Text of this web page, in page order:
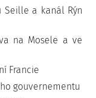
Seille a kanál Rýn
na Mosele a ve
Francie
gouvernementu